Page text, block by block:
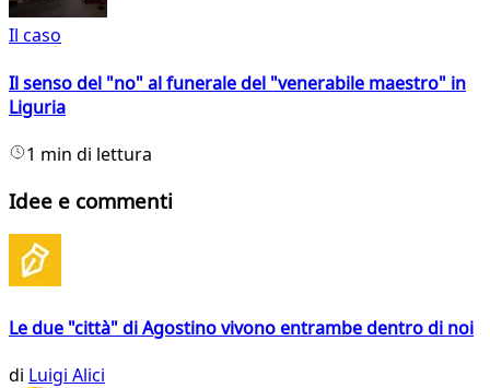
Il caso
Il senso del "no" al funerale del "venerabile maestro" in
Liguria
1 min di lettura
Idee e commenti
Le due "città" di Agostino vivono entrambe dentro di noi
di Luigi Alici